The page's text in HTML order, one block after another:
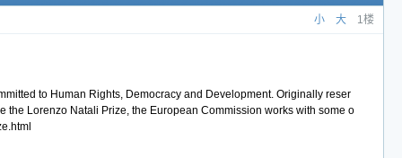
小 大 1楼
to Human Rights, Democracy and Development. Originally reser
Lorenzo Natali Prize, the European Commission works with some o